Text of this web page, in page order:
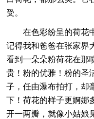
受。
在色彩纷呈的荷花中
记得我和爸爸在张家界
看到一朵朵粉荷花在那
贵！粉的优雅！粉的圣
子，任由瀑布拍打，却
下！荷花的样子更婀娜
开一两瓣，就像小姑娘